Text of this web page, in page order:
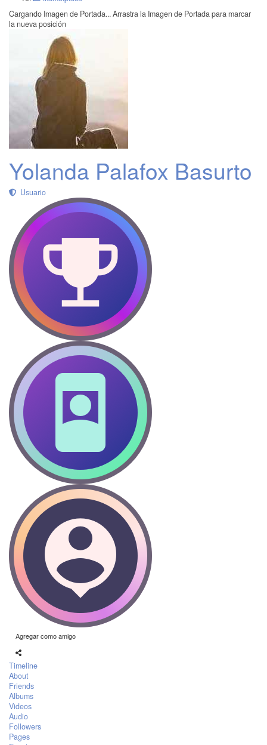
Cargando Imagen de Portada... Arrastra la Imagen de Portada para marcar
la nueva posición
Yolanda Palafox Basurto
Usuario
Agregar como amigo
Timeline
About
Friends
Albums
Videos
Audio
Followers
Pages